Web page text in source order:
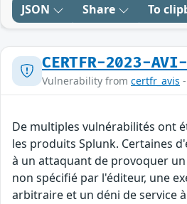
JSON Share To
CERTFR-2023-
Vulnerability from certfr_avis
De multiples vulnérabilités ont
les produits Splunk. Certaines
à un attaquant de provoquer
non spécifié par l'éditeur, une
arbitraire et un déni de service